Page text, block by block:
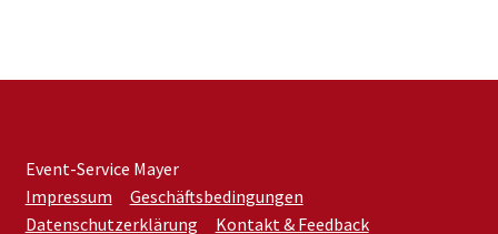
Event-Service Mayer
Impressum
Geschäftsbedingungen
Datenschutzerklärung
Kontakt & Feedback